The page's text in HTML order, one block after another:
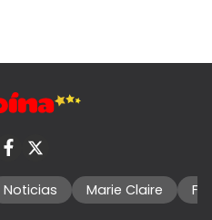
Noticias Marie Claire